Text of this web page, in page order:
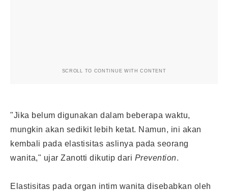
SCROLL TO CONTINUE WITH CONTENT
"Jika belum digunakan dalam beberapa waktu,
mungkin akan sedikit lebih ketat. Namun, ini akan
kembali pada elastisitas aslinya pada seorang
wanita," ujar Zanotti dikutip dari Prevention.
Elastisitas pada organ intim wanita disebabkan oleh